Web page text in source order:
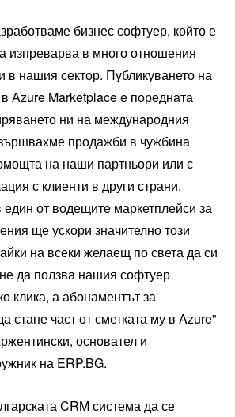
бизнес софтуер, който е
изпреварва в много отношения
в нашия сектор. Публикуването на
Azure Marketplace е поредната
ни на международния
продажби в чужбина
на наши партньори или с
с клиенти в други страни.
от водещите маркетплейси за
ще ускори значително този
на всеки желаещ по света да си
да ползва нашия софтуер
клика, а абонаментът за
стане част от сметката му в Azure”
основател и
на ERP.BG.
CRM система да се